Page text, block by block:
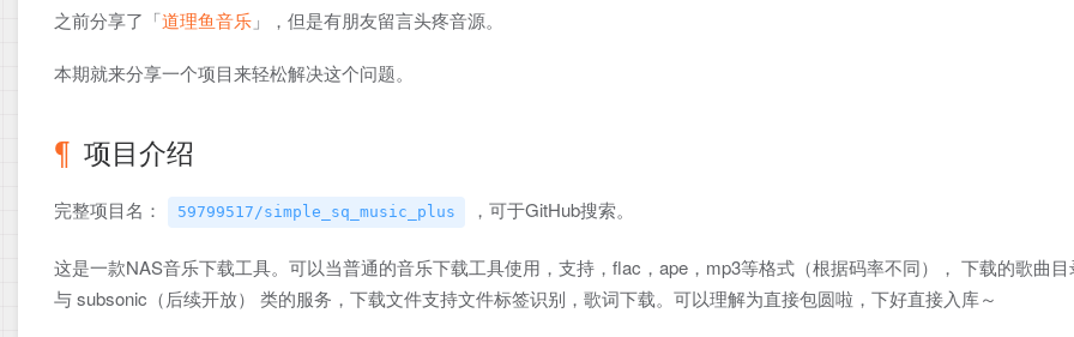
之前分享了「道理鱼音乐 」，但是有朋友留言头疼音源。
本期就来分享一个项目来轻松解决这个问题。
项目介绍
完整项目名： 59799517/simple_sq_music_plus ，可于GitHub搜索。
这是一款NAS音乐下载工具。可以当普通的音乐下载工具使用，支持，flac，ape，mp3等格式（根据码率不同）， 下载的歌曲
与 subsonic（后续开放） 类的服务，下载文件支持文件标签识别，歌词下载。可以理解为直接包圆啦，下好直接入库～